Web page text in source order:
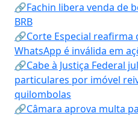
🔗Fachin libera venda de
BRB
🔗Corte Especial reafirma
WhatsApp é inválida em
🔗Cabe à Justiça Federal
particulares por imóvel
quilombolas
🔗Câmara aprova multa